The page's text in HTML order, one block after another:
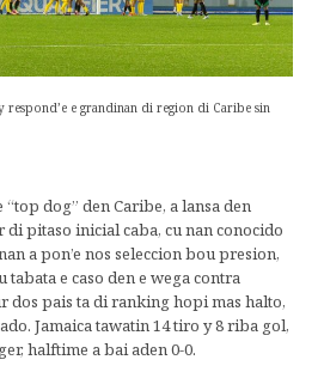
respond’e e grandinan di region di Caribe sin
“top dog” den Caribe, a lansa den
di pitaso inicial caba, cu nan conocido
a pon’e nos seleccion bou presion,
tabata e caso den e wega contra
dos pais ta di ranking hopi mas halto,
Jamaica tawatin 14 tiro y 8 riba gol,
halftime a bai aden 0-0.